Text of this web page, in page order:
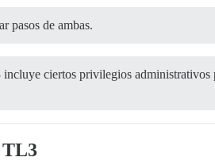
pasos de ambas.
ciertos privilegios
TL3